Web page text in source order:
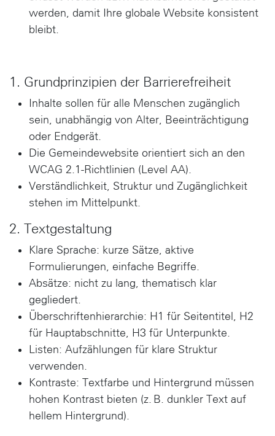
werden, damit Ihre globale Website konsistent
bleibt.
1. Grundprinzipien der Barrierefreiheit
Inhalte sollen für alle Menschen zugänglich
sein, unabhängig von Alter, Beeinträchtigung
oder Endgerät.
Die Gemeindewebsite orientiert sich an den
WCAG 2.1-Richtlinien (Level AA).
Verständlichkeit, Struktur und Zugänglichkeit
stehen im Mittelpunkt.
2. Textgestaltung
Klare Sprache: kurze Sätze, aktive
Formulierungen, einfache Begriffe.
Absätze: nicht zu lang, thematisch klar
gegliedert.
Überschriftenhierarchie: H1 für Seitentitel, H2
für Hauptabschnitte, H3 für Unterpunkte.
Listen: Aufzählungen für klare Struktur
verwenden.
Kontraste: Textfarbe und Hintergrund müssen
hohen Kontrast bieten (z. B. dunkler Text auf
hellem Hintergrund).